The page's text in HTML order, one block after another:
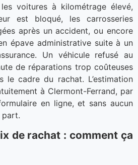
voitures à kilométrage élevé,
est bloqué, les carrosseries
après un accident, ou encore
épave administrative suite à un
Un véhicule refusé au
de réparations trop coûteuses
le cadre du rachat. L’estimation
à Clermont-Ferrand, par
en ligne, et sans aucun
part.
de rachat : comment ça